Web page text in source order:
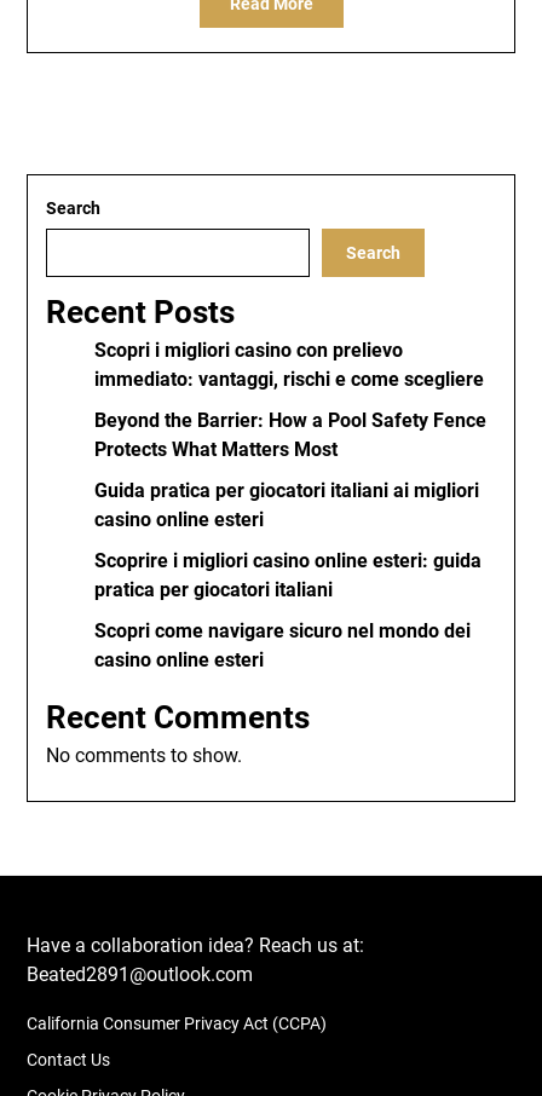
Search
Search
Recent Posts
Scopri i migliori casino con prelievo
immediato: vantaggi, rischi e come scegliere
Beyond the Barrier: How a Pool Safety Fence
Protects What Matters Most
Guida pratica per giocatori italiani ai migliori
casino online esteri
Scoprire i migliori casino online esteri: guida
pratica per giocatori italiani
Scopri come navigare sicuro nel mondo dei
casino online esteri
Recent Comments
No comments to show.
Have a collaboration idea? Reach us at:
Beated2891@outlook.com
California Consumer Privacy Act (CCPA)
Contact Us